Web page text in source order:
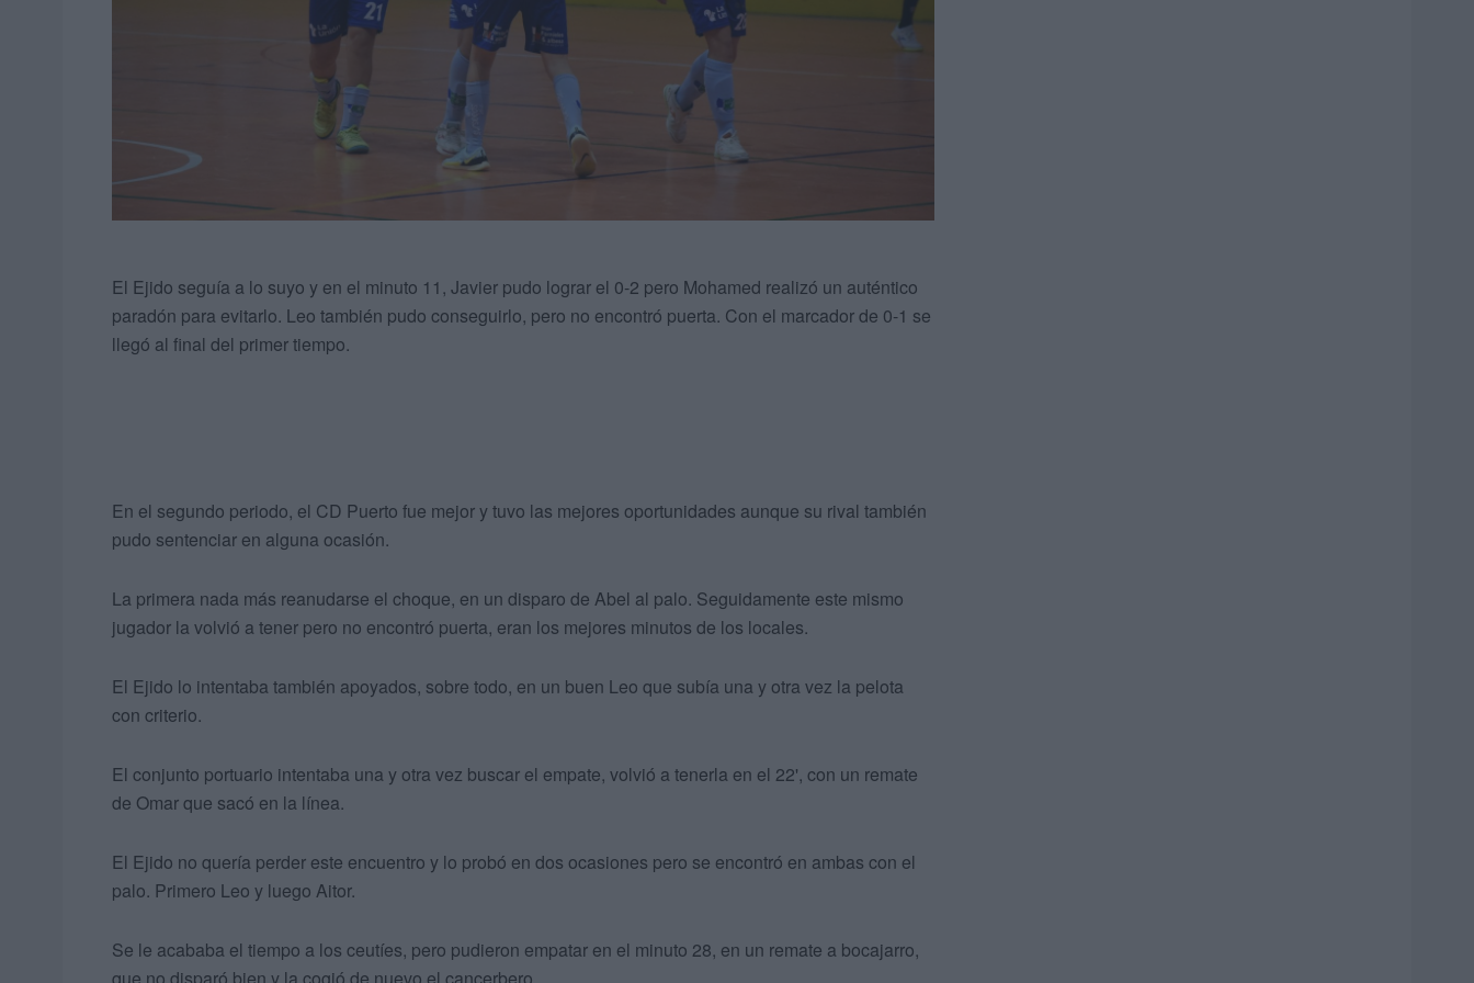
El Ejido seguía a lo suyo y en el minuto 11, Javier pudo lograr el 0-2 pero Mohamed realizó un auténtico
paradón para evitarlo. Leo también pudo conseguirlo, pero no encontró puerta. Con el marcador de 0-1 se
llegó al final del primer tiempo.
En el segundo periodo, el CD Puerto fue mejor y tuvo las mejores oportunidades aunque su rival también
pudo sentenciar en alguna ocasión.
La primera nada más reanudarse el choque, en un disparo de Abel al palo. Seguidamente este mismo
jugador la volvió a tener pero no encontró puerta, eran los mejores minutos de los locales.
El Ejido lo intentaba también apoyados, sobre todo, en un buen Leo que subía una y otra vez la pelota
con criterio.
El conjunto portuario intentaba una y otra vez buscar el empate, volvió a tenerla en el 22', con un remate
de Omar que sacó en la línea.
El Ejido no quería perder este encuentro y lo probó en dos ocasiones pero se encontró en ambas con el
palo. Primero Leo y luego Aitor.
Se le acababa el tiempo a los ceutíes, pero pudieron empatar en el minuto 28, en un remate a bocajarro,